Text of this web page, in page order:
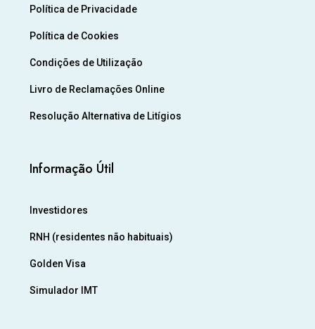
Política de Privacidade
Política de Cookies
Condições de Utilização
Livro de Reclamações Online
Resolução Alternativa de Litígios
Informação Útil
Investidores
RNH (residentes não habituais)
Golden Visa
Simulador IMT